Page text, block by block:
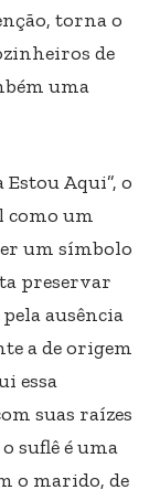
torna o
de
uma
Aqui”, o
como um
um símbolo
preservar
ausência
a de origem
essa
suas raízes
suflê é uma
o marido, de